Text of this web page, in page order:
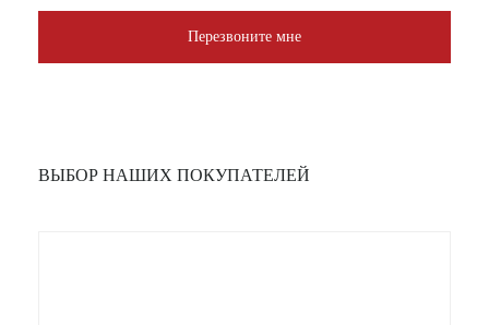
Перезвоните мне
ВЫБОР НАШИХ ПОКУПАТЕЛЕЙ